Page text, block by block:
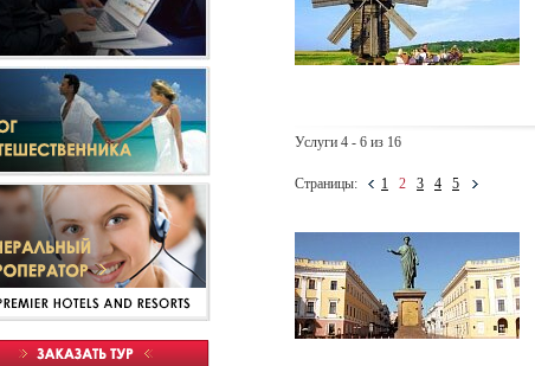
Услуги 4 - 6 из 16
Страницы: 1 2 3 4 5